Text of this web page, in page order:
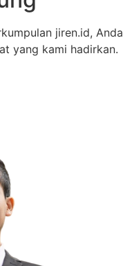
jiren.id, Anda
yang kami hadirkan.